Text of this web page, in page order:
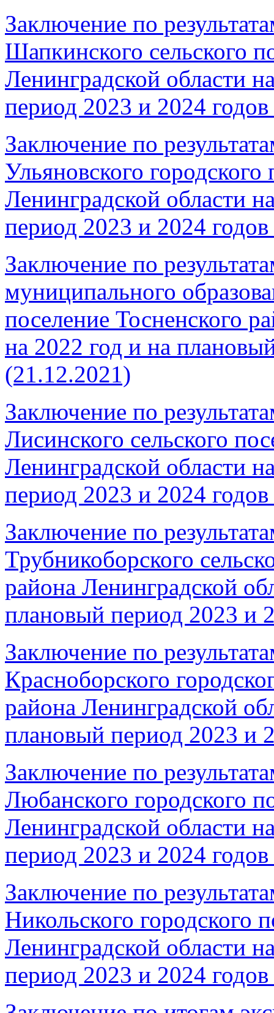
Заключение по
Шапкинского сельского
Ленинградской области
период 2023 и 2024
Заключение по
Ульяновского
Ленинградской области
период 2023 и 2024
Заключение по
муниципального
поселение Тосненского
на 2022 год и на
(21.12.2021)
Заключение по
Лисинского сельского
Ленинградской области
период 2023 и 2024
Заключение по
Трубникоборского
района Ленинградской
плановый период 2023 и
Заключение по
Красноборского
района Ленинградской
плановый период 2023 и
Заключение по
Любанского городского
Ленинградской области
период 2023 и 2024
Заключение по
Никольского городского
Ленинградской области
период 2023 и 2024